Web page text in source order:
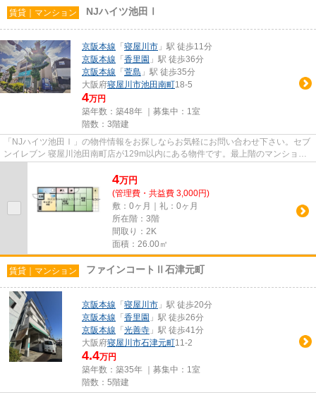
賃貸｜マンション NJハイツ池田Ⅰ
京阪本線 「 寝屋川市 」駅 徒歩11分
京阪本線 「 香里園 」駅 徒歩36分
京阪本線 「 萱島 」駅 徒歩35分
大阪府寝屋川市池田南町18-5
4万円
築年数：築48年 ｜募集中： 1室
階数：3階建
「NJハイツ池田Ⅰ」の物件情報をお探しならお気軽にお問い合わせ下さい。セブ
ンイレブン 寝屋川池田南町店が129m以内にある物件です。最上階のマンション
4万円
(管理費・共益費 3,000円)
敷：0ヶ月｜礼：0ヶ月
所在階：3階
間取り：2K
面積：26.00㎡
賃貸｜マンション ファインコートⅡ石津元町
京阪本線 「 寝屋川市 」駅 徒歩20分
京阪本線 「 香里園 」駅 徒歩26分
京阪本線 「 光善寺 」駅 徒歩41分
大阪府寝屋川市石津元町11-2
4.4万円
築年数：築35年 ｜募集中： 1室
階数：5階建